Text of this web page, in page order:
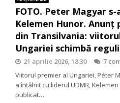
FOTO. Peter Magyar
Kelemen Hunor.
din Transilvania:
Ungariei schimbă
21 aprilie 2026, 18:30
7
Viitorul premier al Ungariei, Péter
a întâlnit cu liderul UDMR,
publicat…